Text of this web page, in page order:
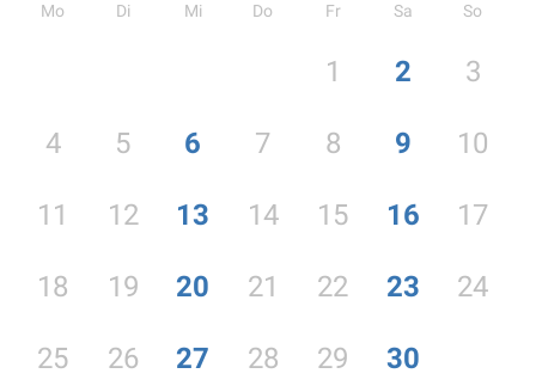
Mo Di Mi Do Fr Sa So
1 2 3
4 5 6 7 8 9 10
11 12 13 14 15 16 17
18 19 20 21 22 23 24
25 26 27 28 29 30